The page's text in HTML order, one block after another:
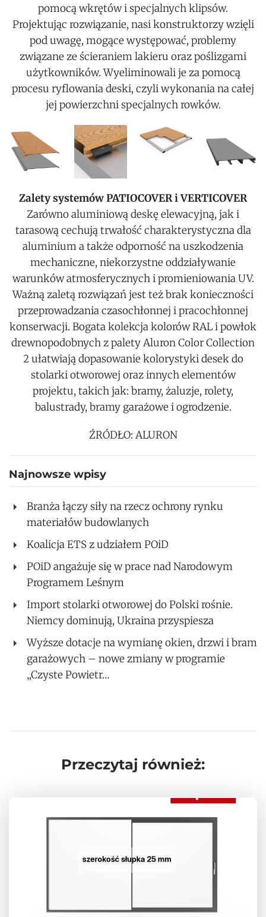
pomocą wkrętów i specjalnych klipsów.
Projektując rozwiązanie, nasi konstruktorzy wzięli
pod uwagę, mogące występować, problemy
związane ze ścieraniem lakieru oraz poślizgami
użytkowników. Wyeliminowali je za pomocą
procesu ryflowania deski, czyli wykonania na całej
jej powierzchni specjalnych rowków.
Zalety systemów PATIOCOVER i VERTICOVER
Zarówno aluminiową deskę elewacyjną, jak i
tarasową cechują trwałość charakterystyczna dla
aluminium a także odporność na uszkodzenia
mechaniczne, niekorzystne oddziaływanie
warunków atmosferycznych i promieniowania UV.
Ważną zaletą rozwiązań jest też brak konieczności
przeprowadzania czasochłonnej i pracochłonnej
konserwacji. Bogata kolekcja kolorów RAL i powłok
drewnopodobnych z palety Aluron Color Collection
2 ułatwiają dopasowanie kolorystyki desek do
stolarki otworowej oraz innych elementów
projektu, takich jak: bramy, żaluzje, rolety,
balustrady, bramy garażowe i ogrodzenie.
ŹRÓDŁO: ALURON
Najnowsze wpisy
Branża łączy siły na rzecz ochrony rynku
materiałów budowlanych
Koalicja ETS z udziałem POiD
POiD angażuje się w prace nad Narodowym
Programem Leśnym
Import stolarki otworowej do Polski rośnie.
Niemcy dominują, Ukraina przyspiesza
Wyższe dotacje na wymianę okien, drzwi i bram
garażowych – nowe zmiany w programie
„Czyste Powietr…
Przeczytaj również: